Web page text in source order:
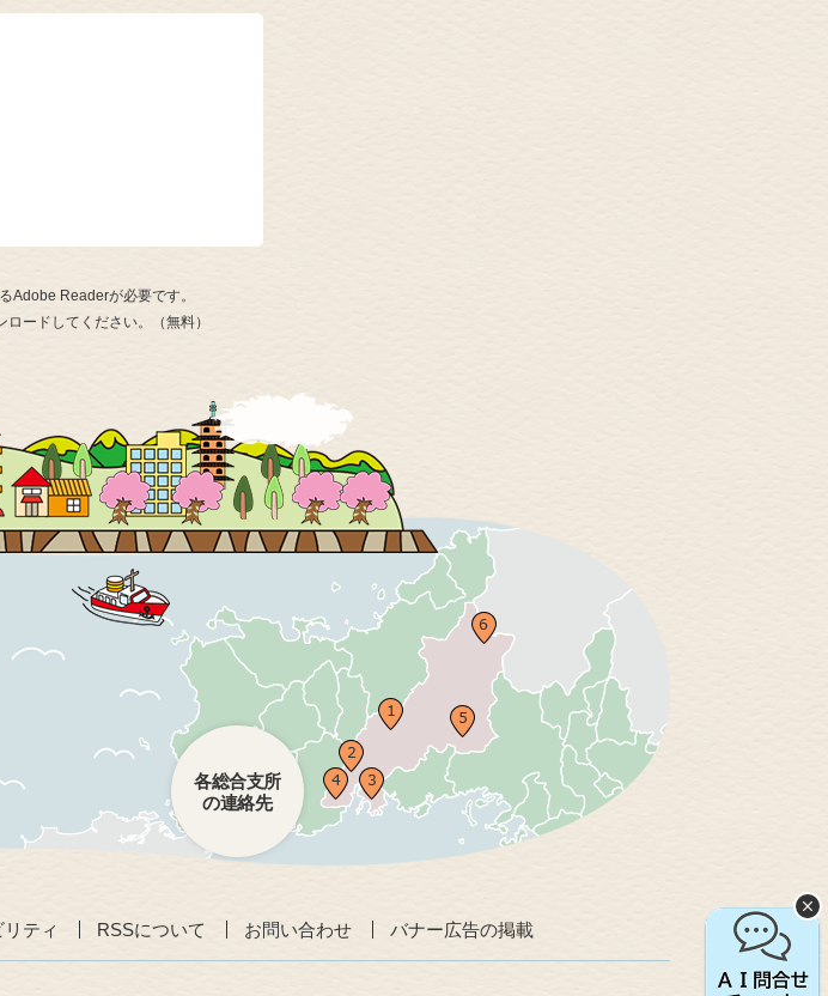
Adobe Readerが必要です。
ードしてください。（無料）
各総合支所
の連絡先
ティ RSSについて お問い合わせ バナー広告の掲載